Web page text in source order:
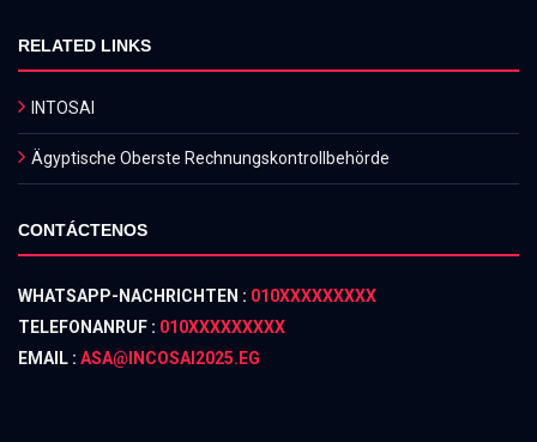
RELATED LINKS
INTOSAI
Ägyptische Oberste Rechnungskontrollbehörde
CONTÁCTENOS
WHATSAPP-NACHRICHTEN : 010XXXXXXXXX
TELEFONANRUF : 010XXXXXXXXX
EMAIL : ASA@INCOSAI2025.EG